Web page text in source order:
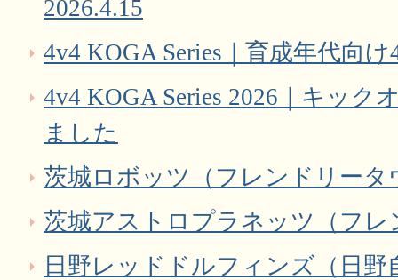
2026.4.15
4v4 KOGA Series｜育成年代向
4v4 KOGA Series 2026｜キック
ました
茨城ロボッツ（フレンドリータ
茨城アストロプラネッツ（フ
日野レッドドルフィンズ（日野